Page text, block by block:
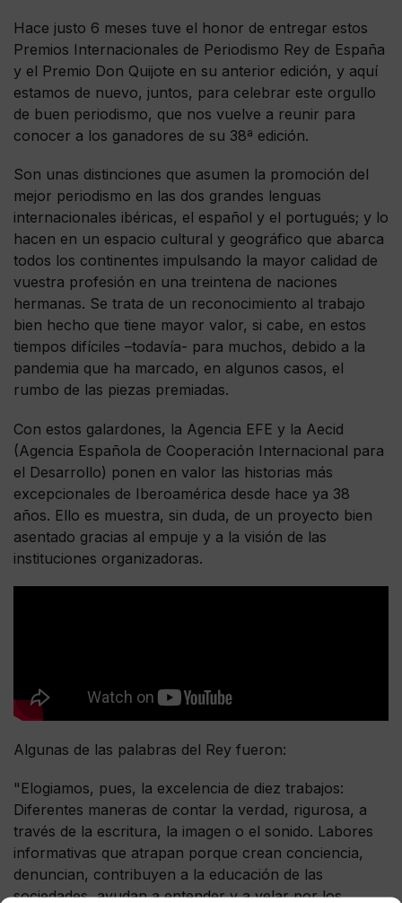
Hace justo 6 meses tuve el honor de entregar estos
Premios Internacionales de Periodismo Rey de España
y el Premio Don Quijote en su anterior edición, y aquí
estamos de nuevo, juntos, para celebrar este orgullo
de buen periodismo, que nos vuelve a reunir para
conocer a los ganadores de su 38ª edición.
Son unas distinciones que asumen la promoción del
mejor periodismo en las dos grandes lenguas
internacionales ibéricas, el español y el portugués; y lo
hacen en un espacio cultural y geográfico que abarca
todos los continentes impulsando la mayor calidad de
vuestra profesión en una treintena de naciones
hermanas. Se trata de un reconocimiento al trabajo
bien hecho que tiene mayor valor, si cabe, en estos
tiempos difíciles –todavía- para muchos, debido a la
pandemia que ha marcado, en algunos casos, el
rumbo de las piezas premiadas.
Con estos galardones, la Agencia EFE y la Aecid
(Agencia Española de Cooperación Internacional para
el Desarrollo) ponen en valor las historias más
excepcionales de Iberoamérica desde hace ya 38
años. Ello es muestra, sin duda, de un proyecto bien
asentado gracias al empuje y a la visión de las
instituciones organizadoras.
Algunas de las palabras del Rey fueron:
"Elogiamos, pues, la excelencia de diez trabajos:
Diferentes maneras de contar la verdad, rigurosa, a
través de la escritura, la imagen o el sonido. Labores
informativas que atrapan porque crean conciencia,
denuncian, contribuyen a la educación de las
sociedades, ayudan a entender y a velar por los